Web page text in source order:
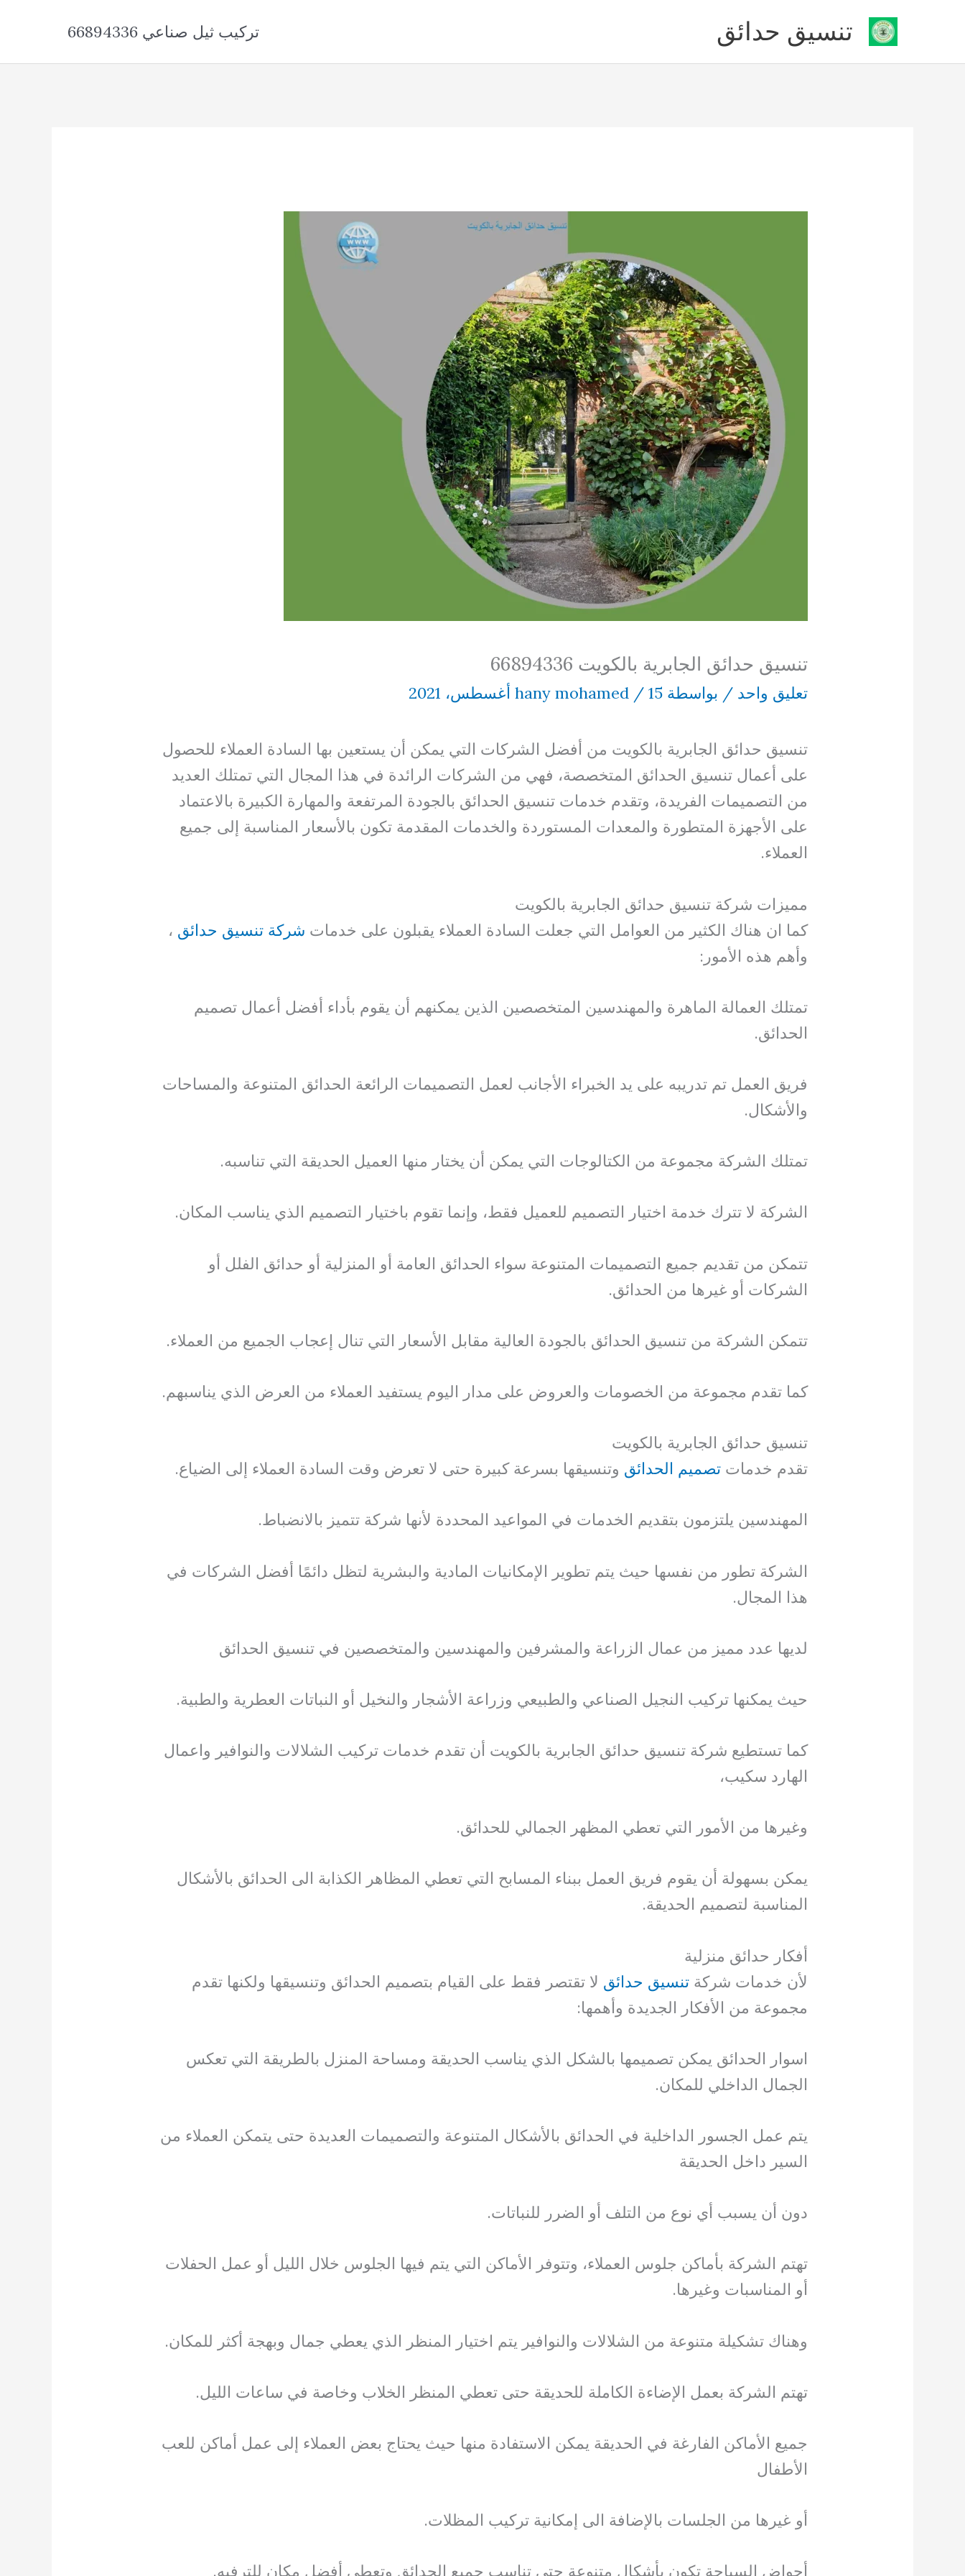
المحتوى
تنسيق حدائق تركيب ثيل صناعي 66894336
تنسيق حدائق الجابرية بالكويت 66894336
تعليق واحد / بواسطة hany mohamed /15 أغسطس، 2021
تنسيق حدائق الجابرية بالكويت من أفضل الشركات التي يمكن أن يستعين بها السادة العملاء للحصول
على أعمال تنسيق الحدائق المتخصصة، فهي من الشركات الرائدة في هذا المجال التي تمتلك العديد
من التصميمات الفريدة، وتقدم خدمات تنسيق الحدائق بالجودة المرتفعة والمهارة الكبيرة بالاعتماد
على الأجهزة المتطورة والمعدات المستوردة والخدمات المقدمة تكون بالأسعار المناسبة إلى جميع
العملاء.
مميزات شركة تنسيق حدائق الجابرية بالكويت
كما ان هناك الكثير من العوامل التي جعلت السادة العملاء يقبلون على خدمات شركة تنسيق حدائق ،
وأهم هذه الأمور:
تمتلك العمالة الماهرة والمهندسين المتخصصين الذين يمكنهم أن يقوم بأداء أفضل أعمال تصميم
الحدائق.
فريق العمل تم تدريبه على يد الخبراء الأجانب لعمل التصميمات الرائعة الحدائق المتنوعة والمساحات
والأشكال.
تمتلك الشركة مجموعة من الكتالوجات التي يمكن أن يختار منها العميل الحديقة التي تناسبه.
الشركة لا تترك خدمة اختيار التصميم للعميل فقط، وإنما تقوم باختيار التصميم الذي يناسب المكان.
تتمكن من تقديم جميع التصميمات المتنوعة سواء الحدائق العامة أو المنزلية أو حدائق الفلل أو
الشركات أو غيرها من الحدائق.
تتمكن الشركة من تنسيق الحدائق بالجودة العالية مقابل الأسعار التي تنال إعجاب الجميع من العملاء.
كما تقدم مجموعة من الخصومات والعروض على مدار اليوم يستفيد العملاء من العرض الذي يناسبهم.
تنسيق حدائق الجابرية بالكويت
تقدم خدمات تصميم الحدائق وتنسيقها بسرعة كبيرة حتى لا تعرض وقت السادة العملاء إلى الضياع.
المهندسين يلتزمون بتقديم الخدمات في المواعيد المحددة لأنها شركة تتميز بالانضباط.
الشركة تطور من نفسها حيث يتم تطوير الإمكانيات المادية والبشرية لتظل دائمًا أفضل الشركات في
هذا المجال.
لديها عدد مميز من عمال الزراعة والمشرفين والمهندسين والمتخصصين في تنسيق الحدائق
حيث يمكنها تركيب النجيل الصناعي والطبيعي وزراعة الأشجار والنخيل أو النباتات العطرية والطبية.
كما تستطيع شركة تنسيق حدائق الجابرية بالكويت أن تقدم خدمات تركيب الشلالات والنوافير واعمال
الهارد سكيب،
وغيرها من الأمور التي تعطي المظهر الجمالي للحدائق.
يمكن بسهولة أن يقوم فريق العمل ببناء المسابح التي تعطي المظاهر الكذابة الى الحدائق بالأشكال
المناسبة لتصميم الحديقة.
أفكار حدائق منزلية
لأن خدمات شركة تنسيق حدائق لا تقتصر فقط على القيام بتصميم الحدائق وتنسيقها ولكنها تقدم
مجموعة من الأفكار الجديدة وأهمها:
اسوار الحدائق يمكن تصميمها بالشكل الذي يناسب الحديقة ومساحة المنزل بالطريقة التي تعكس
الجمال الداخلي للمكان.
يتم عمل الجسور الداخلية في الحدائق بالأشكال المتنوعة والتصميمات العديدة حتى يتمكن العملاء من
السير داخل الحديقة
دون أن يسبب أي نوع من التلف أو الضرر للنباتات.
تهتم الشركة بأماكن جلوس العملاء، وتتوفر الأماكن التي يتم فيها الجلوس خلال الليل أو عمل الحفلات
أو المناسبات وغيرها.
وهناك تشكيلة متنوعة من الشلالات والنوافير يتم اختيار المنظر الذي يعطي جمال وبهجة أكثر للمكان.
تهتم الشركة بعمل الإضاءة الكاملة للحديقة حتى تعطي المنظر الخلاب وخاصة في ساعات الليل.
جميع الأماكن الفارغة في الحديقة يمكن الاستفادة منها حيث يحتاج بعض العملاء إلى عمل أماكن للعب
الأطفال
أو غيرها من الجلسات بالإضافة الى إمكانية تركيب المظلات.
أحواض السباحة تكون بأشكال متنوعة حتى تناسب جميع الحدائق وتعطي أفضل مكان للترفيه.